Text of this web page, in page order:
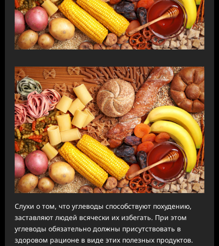
Слухи о том, что углеводы способствуют похудению,
заставляют людей всячески их избегать. При этом
углеводы обязательно должны присутствовать в
здоровом рационе в виде этих полезных продуктов.